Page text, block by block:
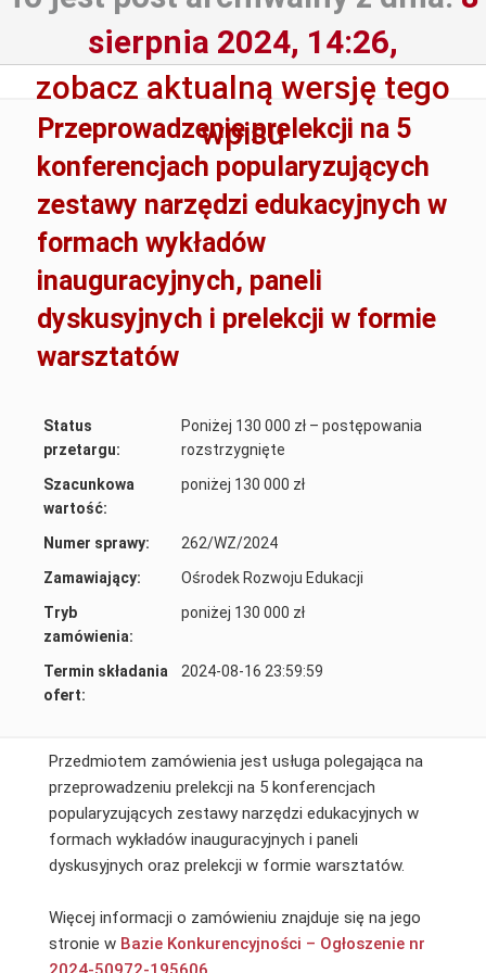
sierpnia 2024, 14:26,
zobacz aktualną wersję tego
wpisu
Przeprowadzenie prelekcji na 5
konferencjach popularyzujących
zestawy narzędzi edukacyjnych w
formach wykładów
inauguracyjnych, paneli
dyskusyjnych i prelekcji w formie
warsztatów
Status
przetargu:
Poniżej 130 000 zł – postępowania
rozstrzygnięte
Szacunkowa
wartość:
poniżej 130 000 zł
Numer sprawy:
262/WZ/2024
Zamawiający:
Ośrodek Rozwoju Edukacji
Tryb
zamówienia:
poniżej 130 000 zł
Termin składania
ofert:
2024-08-16 23:59:59
Przedmiotem zamówienia jest usługa polegająca na
przeprowadzeniu prelekcji na 5 konferencjach
popularyzujących zestawy narzędzi edukacyjnych w
formach wykładów inauguracyjnych i paneli
dyskusyjnych oraz prelekcji w formie warsztatów.
Więcej informacji o zamówieniu znajduje się na jego
stronie w Bazie Konkurencyjności – Ogłoszenie nr